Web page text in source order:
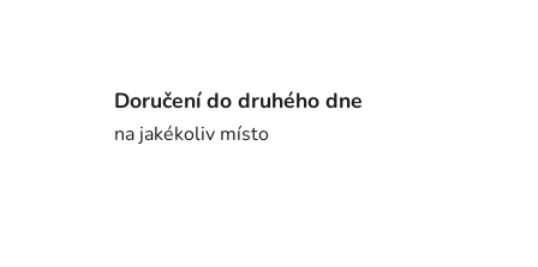
Doručení do druhého dne
na jakékoliv místo